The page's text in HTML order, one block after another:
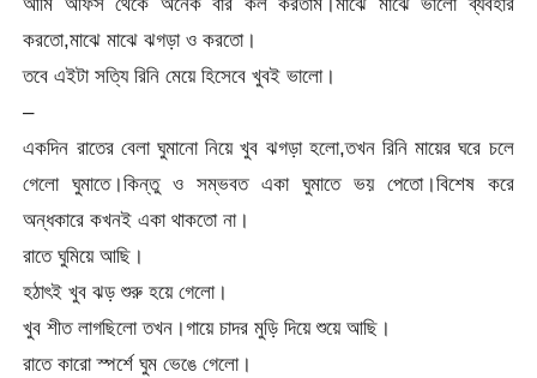
করতো,মাঝে মাঝে ঝগড়া ও করতো।
তবে এইটা সত্যি রিনি মেয়ে হিসেবে খুবই ভালো।
–
একদিন রাতের বেলা ঘুমানো নিয়ে খুব ঝগড়া হলো,তখন রিনি মায়ের ঘরে চলে
গেলো ঘুমাতে।কিন্তু ও সম্ভবত একা ঘুমাতে ভয় পেতো।বিশেষ করে
অন্ধকারে কখনই একা থাকতো না।
রাতে ঘুমিয়ে আছি।
হঠাৎই খুব ঝড় শুরু হয়ে গেলো।
খুব শীত লাগছিলো তখন।গায়ে চাদর মুড়ি দিয়ে শুয়ে আছি।
রাতে কারো স্পর্শে ঘুম ভেঙে গেলো।